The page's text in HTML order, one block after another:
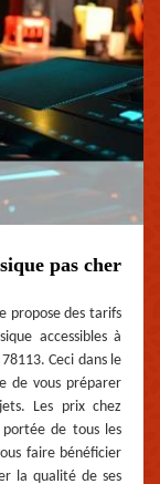
pas cher
propose des tarifs
accessibles à
Ceci dans le
de vous préparer
Les prix chez
de tous les
faire bénéficier
la qualité de ses